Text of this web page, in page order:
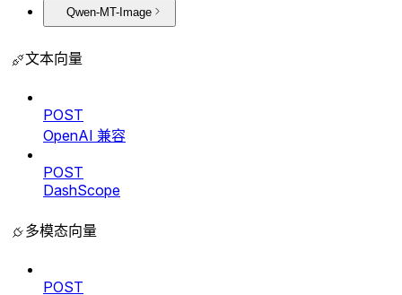
Qwen-MT-Image
文本向量
POST
OpenAI 兼容
POST
DashScope
多模态向量
POST